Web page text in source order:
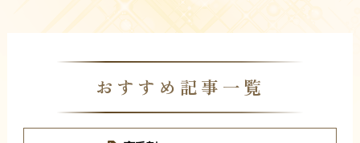
おすすめ記事一覧